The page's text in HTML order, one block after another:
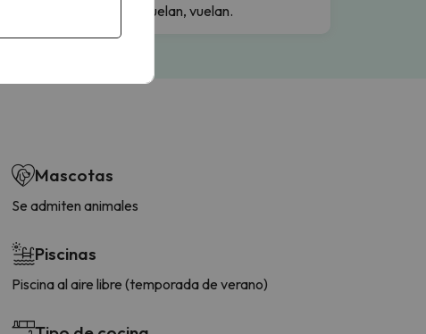
Cuando vuelan, vuelan.
Mascotas
Se admiten animales
Piscinas
Piscina al aire libre (temporada de verano)